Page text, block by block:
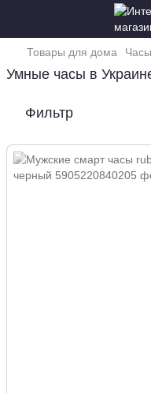
Товары для дома Часы
Умные часы в
Фильтр